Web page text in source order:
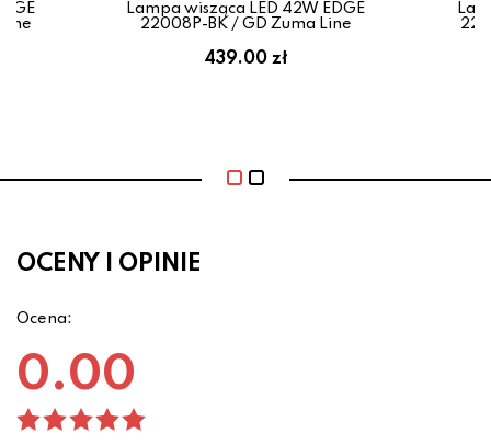
Lampa wisząca LED 42W EDGE
22008P-BK / GD Zuma Line
439.00 zł
OCENY I OPINIE
Ocena:
0.00